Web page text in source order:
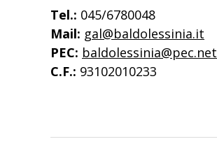
Tel.: 045/6780048
Mail: gal@baldolessinia.it
PEC: baldolessinia@pec.net
C.F.: 93102010233